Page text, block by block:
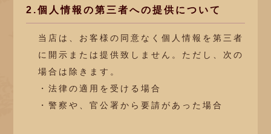
2.個人情報の第三者への提供について
当店は、お客様の同意なく個人情報を第三者
に開示または提供致しません。ただし、次の
場合は除きます。
・法律の適用を受ける場合
・警察や、官公署から要請があった場合